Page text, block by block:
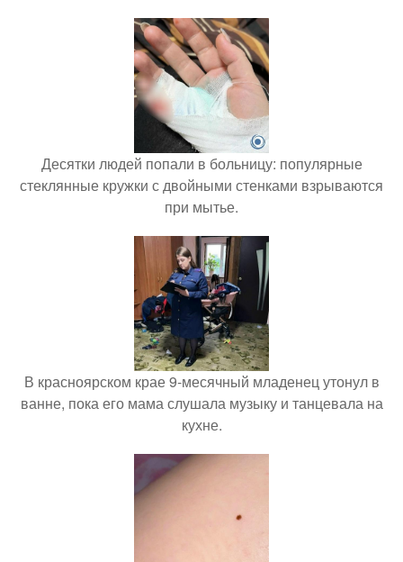
Десятки людей попали в больницу: популярные
стеклянные кружки с двойными стенками взрываются
при мытье.
В красноярском крае 9-месячный младенец утонул в
ванне, пока его мама слушала музыку и танцевала на
кухне.